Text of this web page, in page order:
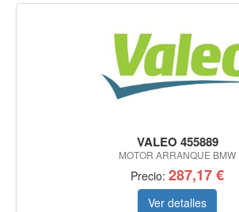
VALEO 455889
MOTOR ARRANQUE BMW
Precio: 287,17 €
Ver detalles